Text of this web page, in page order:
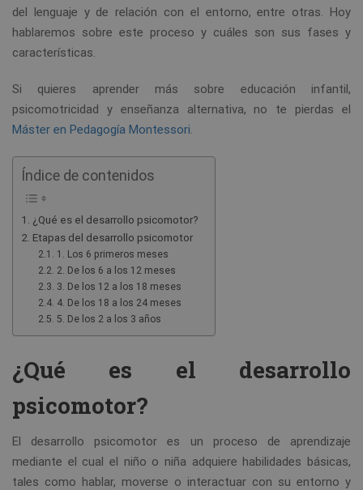
del lenguaje y de relación con el entorno, entre otras. Hoy
hablaremos sobre este proceso y cuáles son sus fases y
características.
Si quieres aprender más sobre educación infantil,
psicomotricidad y enseñanza alternativa, no te pierdas el
Máster en Pedagogía Montessori.
Índice de contenidos
¿Qué es el desarrollo psicomotor?
Etapas del desarrollo psicomotor
1. Los 6 primeros meses
2. De los 6 a los 12 meses
3. De los 12 a los 18 meses
4. De los 18 a los 24 meses
5. De los 2 a los 3 años
¿Qué es el desarrollo
psicomotor?
El desarrollo psicomotor es un proceso de aprendizaje
mediante el cual el niño o niña adquiere habilidades básicas,
tales como hablar, moverse o interactuar con su entorno y